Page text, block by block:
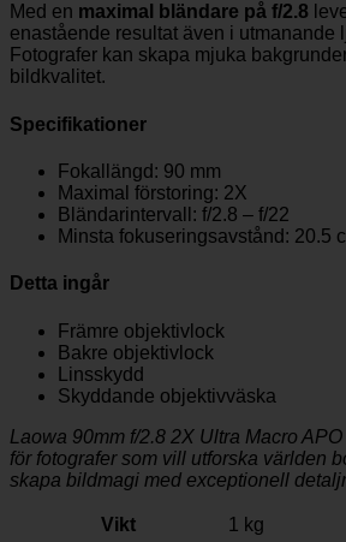
Med en maximal bländare på f/2.8
enastående resultat även i utmanande
Fotografer kan skapa mjuka
bildkvalitet.
Specifikationer
Fokallängd: 90 mm
Maximal förstoring: 2X
Bländarintervall: f/2.8 – f/22
Minsta fokuseringsavstånd: 20.5
Detta ingår
Främre objektivlock
Bakre objektivlock
Linsskydd
Skyddande objektivväska
Laowa 90mm f/2.8 2X Ultra Macro
för fotografer som vill utforska världen
skapa bildmagi med exceptionell
Vikt
1 kg